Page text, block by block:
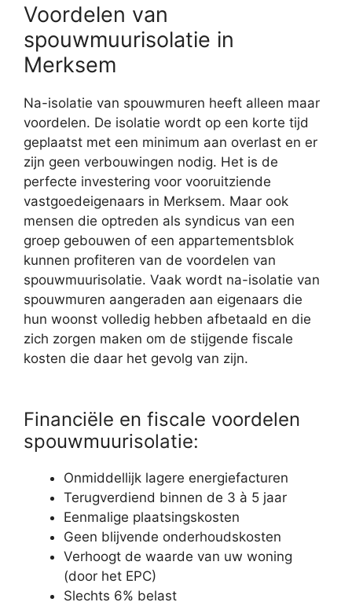
Voordelen van
spouwmuurisolatie in
Merksem
Na-isolatie van spouwmuren heeft alleen maar
voordelen. De isolatie wordt op een korte tijd
geplaatst met een minimum aan overlast en er
zijn geen verbouwingen nodig. Het is de
perfecte investering voor vooruitziende
vastgoedeigenaars in Merksem. Maar ook
mensen die optreden als syndicus van een
groep gebouwen of een appartementsblok
kunnen profiteren van de voordelen van
spouwmuurisolatie. Vaak wordt na-isolatie van
spouwmuren aangeraden aan eigenaars die
hun woonst volledig hebben afbetaald en die
zich zorgen maken om de stijgende fiscale
kosten die daar het gevolg van zijn.
Financiële en fiscale voordelen
spouwmuurisolatie:
Onmiddellijk lagere energiefacturen
Terugverdiend binnen de 3 à 5 jaar
Eenmalige plaatsingskosten
Geen blijvende onderhoudskosten
Verhoogt de waarde van uw woning
(door het EPC)
Slechts 6% belast